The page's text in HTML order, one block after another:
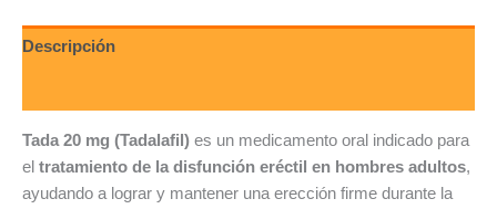
Descripción
Tada 20 mg (Tadalafil) es un medicamento oral indicado para
el tratamiento de la disfunción eréctil en hombres adultos,
ayudando a lograr y mantener una erección firme durante la